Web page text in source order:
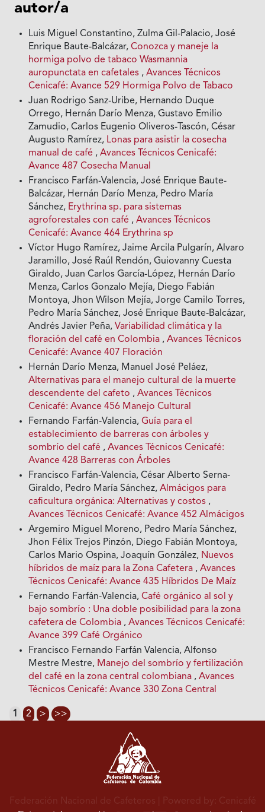
autor/a
Luis Miguel Constantino, Zulma Gil-Palacio, José
Enrique Baute-Balcázar,Conozca y maneje la
hormiga polvo de tabaco Wasmannia
auropunctata en cafetales ,Avances Técnicos
Cenicafé: Avance 529 Hormiga Polvo de Tabaco
Juan Rodrigo Sanz-Uribe, Hernando Duque
Orrego, Hernán Darío Menza, Gustavo Emilio
Zamudio, Carlos Eugenio Oliveros-Tascón, César
Augusto Ramírez, Lonas para asistir la cosecha
manual de café ,Avances Técnicos Cenicafé:
Avance 487 Cosecha Manual
Francisco Farfán-Valencia, José Enrique Baute-
Balcázar, Hernán Darío Menza, Pedro María
Sánchez, Erythrina sp. para sistemas
agroforestales con café ,Avances Técnicos
Cenicafé: Avance 464 Erythrina sp
Víctor Hugo Ramírez, Jaime Arcila Pulgarín, Alvaro
Jaramillo, José Raúl Rendón, Guiovanny Cuesta
Giraldo, Juan Carlos García-López, Hernán Darío
Menza, Carlos Gonzalo Mejía, Diego Fabián
Montoya, Jhon Wilson Mejía, Jorge Camilo Torres,
Pedro María Sánchez, José Enrique Baute-Balcázar,
Andrés Javier Peña,Variabilidad climática y la
floración del café en Colombia ,Avances Técnicos
Cenicafé: Avance 407 Floración
Hernán Darío Menza, Manuel José Peláez,
Alternativas para el manejo cultural de la muerte
descendente del cafeto ,Avances Técnicos
Cenicafé: Avance 456 Manejo Cultural
Fernando Farfán-Valencia,Guía para el
establecimiento de barreras con árboles y
sombrío del café ,Avances Técnicos Cenicafé:
Avance 428 Barreras con Árboles
Francisco Farfán-Valencia, César Alberto Serna-
Giraldo, Pedro María Sánchez,Almácigos para
caficultura orgánica: Alternativas y costos ,
Avances Técnicos Cenicafé: Avance 452 Almácigos
Argemiro Miguel Moreno, Pedro María Sánchez,
Jhon Félix Trejos Pinzón, Diego Fabián Montoya,
Carlos Mario Ospina, Joaquín González, Nuevos
híbridos de maíz para la Zona Cafetera ,Avances
Técnicos Cenicafé: Avance 435 Híbridos De Maíz
Fernando Farfán-Valencia,Café orgánico al sol y
bajo sombrío : Una doble posibilidad para la zona
cafetera de Colombia ,Avances Técnicos Cenicafé:
Avance 399 Café Orgánico
Francisco Fernando Farfán Valencia, Alfonso
Mestre Mestre, Manejo del sombrío y fertilización
del café en la zona central colombiana ,Avances
Técnicos Cenicafé: Avance 330 Zona Central
1 2 > >>
Federación Nacional de Cafeteros | Powered by: Cenicafé